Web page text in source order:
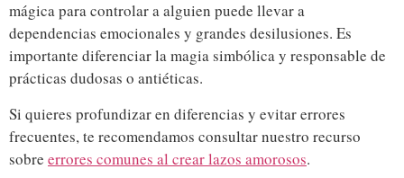
mágica para controlar a alguien puede llevar a
dependencias emocionales y grandes desilusiones. Es
importante diferenciar la magia simbólica y responsable de
prácticas dudosas o antiéticas.
Si quieres profundizar en diferencias y evitar errores
frecuentes, te recomendamos consultar nuestro recurso
sobre errores comunes al crear lazos amorosos.